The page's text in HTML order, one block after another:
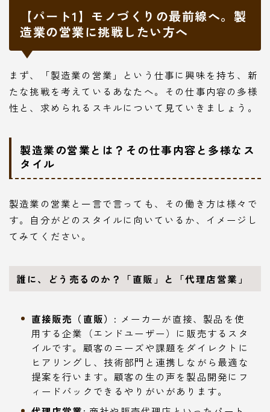
【パート1】モノづくりの最前線へ。製
造業の営業に挑戦したい方へ
まず、「製造業の営業」という仕事に興味を持ち、新
たな挑戦を考えているあなたへ。その仕事内容の多様
性と、求められるスキルについて見ていきましょう。
製造業の営業とは？その仕事内容と多様なス
タイル
製造業の営業と一言で言っても、その働き方は様々で
す。自分がどのスタイルに向いているか、イメージし
てみてください。
誰に、どう売るのか？「直販」と「代理店営業」
直接販売（直販）: メーカーが直接、製品を使
用する企業（エンドユーザー）に販売するスタ
イルです。顧客のニーズや課題をダイレクトに
ヒアリングし、技術部門と連携しながら最適な
提案を行います。顧客の生の声を製品開発にフ
ィードバックできるやりがいがあります。